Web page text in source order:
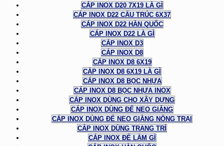
CÁP INOX D20 7X19 LÀ GÌ
CÁP INOX D22 CẤU TRÚC 6X37
CÁP INOX D22 HÀN QUỐC
CÁP INOX D22 LÀ GÌ
CÁP INOX D3
CÁP INOX D8
CÁP INOX D8 6X19
CÁP INOX D8 6X19 LÀ GÌ
CÁP INOX D8 BỌC NHỰA
CÁP INOX D8 BỌC NHỰA INOX
CÁP INOX DÙNG CHO XÂY DỰNG
CÁP INOX DÙNG ĐỂ NEO GIẰNG
CÁP INOX DÙNG ĐỂ NEO GIẰNG NÔNG TRẠI
CÁP INOX DÙNG TRANG TRÍ
CÁP INOX ĐỂ LÀM GÌ